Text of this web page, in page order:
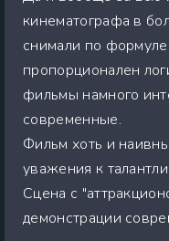
кинематографа в
снимали по
пропорционален
фильмы намного
современные.
Фильм хоть и
уважения к
Сцена с
демонстрации